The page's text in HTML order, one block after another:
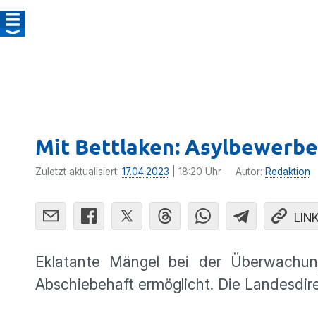
Mit Bettlaken:
Zuletzt aktualisiert: 17.04.2023 | 18:20 Uhr Autor: Redaktion
Eklatante Mängel bei der
Abschiebehaft ermöglicht. Die